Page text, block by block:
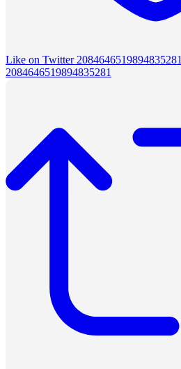
Like on Twitter 2084646519894835281
2084646519894835281